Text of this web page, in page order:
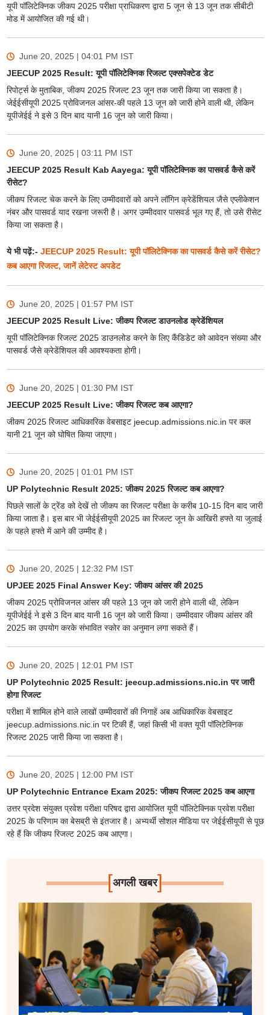
यूपी पॉलिटेक्निक जीकप 2025 परीक्षा प्राधिकरण द्वारा 5 जून से 13 जून तक सीबीटी
मोड में आयोजित की गई थी।
June 20, 2025 | 04:01 PM IST
JEECUP 2025 Result: यूपी पॉलिटेक्निक रिजल्ट एक्सपेक्टेड डेट
रिपोर्ट्स के मुताबिक, जीकप 2025 रिजल्ट 23 जून तक जारी किया जा सकता है।
जेईईसीयूपी 2025 प्रोविजनल आंसर-की पहले 13 जून को जारी होने वाली थी, लेकिन
यूपीजेईई ने इसे 3 दिन बाद यानी 16 जून को जारी किया।
June 20, 2025 | 03:11 PM IST
JEECUP 2025 Result Kab Aayega: यूपी पॉलिटेक्निक का पासवर्ड कैसे करें
रीसेट?
जीकप रिजल्ट चेक करने के लिए उम्मीदवारों को अपने लॉगिन क्रेडेंशियल जैसे एप्लीकेशन
नंबर और पासवर्ड याद रखना जरूरी है। अगर उम्मीदवार पासवर्ड भूल गए हैं, तो उसे रीसेट
किया जा सकता है।
ये भी पढ़ें:- JEECUP 2025 Result: यूपी पॉलिटेक्निक का पासवर्ड कैसे करें रीसेट?
कब आएगा रिजल्ट, जानें लेटेस्ट अपडेट
June 20, 2025 | 01:57 PM IST
JEECUP 2025 Result Live: जीकप रिजल्ट डाउनलोड क्रेडेंशियल
यूपी पॉलिटेक्निक रिजल्ट 2025 डाउनलोड करने के लिए कैंडिडेट को आवेदन संख्या और
पासवर्ड जैसे क्रेडेंशियल की आवश्यकता होगी।
June 20, 2025 | 01:30 PM IST
JEECUP 2025 Result Live: जीकप रिजल्ट कब आएगा?
जीकप 2025 रिजल्ट आधिकारिक वेबसाइट jeecup.admissions.nic.in पर कल
यानी 21 जून को घोषित किया जाएगा।
June 20, 2025 | 01:01 PM IST
UP Polytechnic Result 2025: जीकप 2025 रिजल्ट कब आएगा?
पिछले सालों के ट्रेंड को देखें तो जीकप का रिजल्ट परीक्षा के करीब 10-15 दिन बाद जारी
किया जाता है। इस बार भी जेईईसीयूपी 2025 का रिजल्ट जून के आखिरी हफ्ते या जुलाई
के पहले हफ्ते में आने की उम्मीद है।
June 20, 2025 | 12:32 PM IST
UPJEE 2025 Final Answer Key: जीकप आंसर की 2025
जीकप 2025 प्रोविजनल आंसर की पहले 13 जून को जारी होने वाली थी, लेकिन
यूपीजेईई ने इसे 3 दिन बाद यानी 16 जून को जारी किया। उम्मीदवार जीकप आंसर की
2025 का उपयोग करके संभावित स्कोर का अनुमान लगा सकते हैं।
June 20, 2025 | 12:01 PM IST
UP Polytechnic 2025 Result: jeecup.admissions.nic.in पर जारी
होगा रिजल्ट
परीक्षा में शामिल होने वाले लाखों उम्मीदवारों की निगाहें अब आधिकारिक वेबसाइट
jeecup.admissions.nic.in पर टिकी हैं, जहां किसी भी वक्त यूपी पॉलिटेक्निक
रिजल्ट 2025 जारी किया जा सकता है।
June 20, 2025 | 12:00 PM IST
UP Polytechnic Entrance Exam 2025: जीकप रिजल्ट 2025 कब आएगा
उत्तर प्रदेश संयुक्त प्रवेश परीक्षा परिषद द्वारा आयोजित यूपी पॉलिटेक्निक प्रवेश परीक्षा
2025 के परिणाम का बेसब्री से इंतजार है। अभ्यर्थी सोशल मीडिया पर जेईईसीयूपी से पूछ
रहे हैं कि जीकप रिजल्ट 2025 कब आएगा।
[अगली खबर]